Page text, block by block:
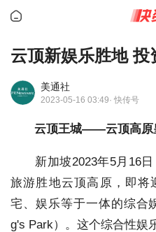
云顶新娱乐胜地 投
美通社
2023-05-16 03:49· 快传号
云顶王城——云顶高原
新加坡2023年5月16日
旅游胜地云顶高原，即将
宅、娱乐等于一体的综
g's Park）。这个综合性娱